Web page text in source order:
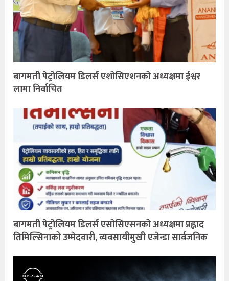
बागमती पेट्रोलियम डिलर्स एशोसिएशनको अध्यक्षमा ईश्वर
लामा निर्वाचित
बागमती पेट्रोलियम डिलर्स एसोसिएसनको अध्यक्षमा प्रह्लाद
तिमिल्सिनाको उम्मेदवारी, व्यवसायीमुखी एजेन्डा सार्वजनिक